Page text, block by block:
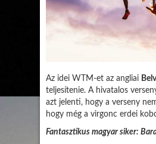
Az idei WTM-et az angliai
teljesítenie. A hivatalos
azt jelenti, hogy a verseny
hogy még a virgonc erdei
Fantasztikus magyar siker: